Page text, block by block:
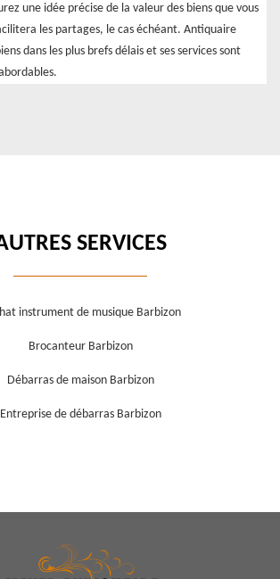
une idée précise de la valeur des biens que vous
les partages, le cas échéant. Antiquaire
dans les plus brefs délais et ses services sont
SERVICES
instrument de musique Barbizon
Brocanteur Barbizon
Débarras de maison Barbizon
Entreprise de débarras Barbizon